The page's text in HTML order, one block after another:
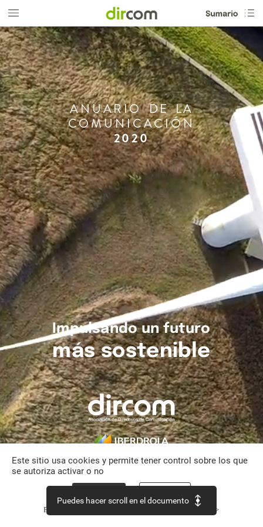
Este sitio usa cookies y permite tener control sobre los que
se autoriza activar o no
Política de confidencialidad Continuar sin aceptar >
ANUARIO DE LA
COMUNICACIÓN
2020
Impulsando un futuro
más sostenible
Puedes hacer scroll en el documento